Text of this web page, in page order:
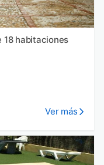
18 habitaciones
Ver más